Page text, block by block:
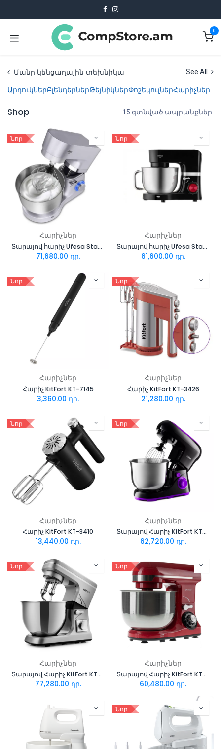
0
Մանր կենցաղային տեխնիկա See All
ԱրդուկներԲլենդերներԹեյնիկներՓոշեկուլներՀարիչներ
Shop 15 գտնված ապրանքներ.
Նոր
Հարիչներ
Տարայով հարիչ Ufesa Stand mixer MI1400 Elite
71,680.00 դր.
Նոր
Հարիչներ
Տարայով հարիչ Ufesa Stand mixer MI1450 Elite Noir
61,600.00 դր.
Նոր
Հարիչներ
Հարիչ KitFort KT-7145
3,360.00 դր.
Նոր
Հարիչներ
Հարիչ KitFort KT-3426
21,280.00 դր.
Նոր
Հարիչներ
Հարիչ KitFort KT-3410
13,440.00 դր.
Նոր
Հարիչներ
Տարայով Հարիչ KitFort KT-3046-1 (սև-մանուշակագույն)
62,720.00 դր.
Նոր
Հարիչներ
Տարայով Հարիչ KitFort KT-1338
77,280.00 դր.
Նոր
Հարիչներ
Տարայով Հարիչ KitFort KT-1337-1 կարմիր
60,480.00 դր.
Նոր